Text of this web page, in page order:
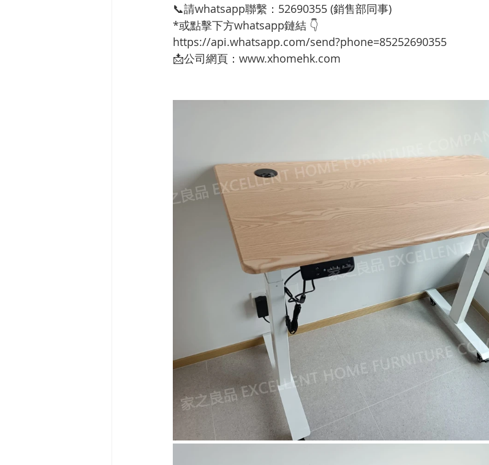
📞請whatsapp聯繫：52690355 (銷售部同事)
*或點擊下方whatsapp鏈結 👇
https://api.whatsapp.com/send?phone=85252690355
📩公司網頁：www.xhomehk.com